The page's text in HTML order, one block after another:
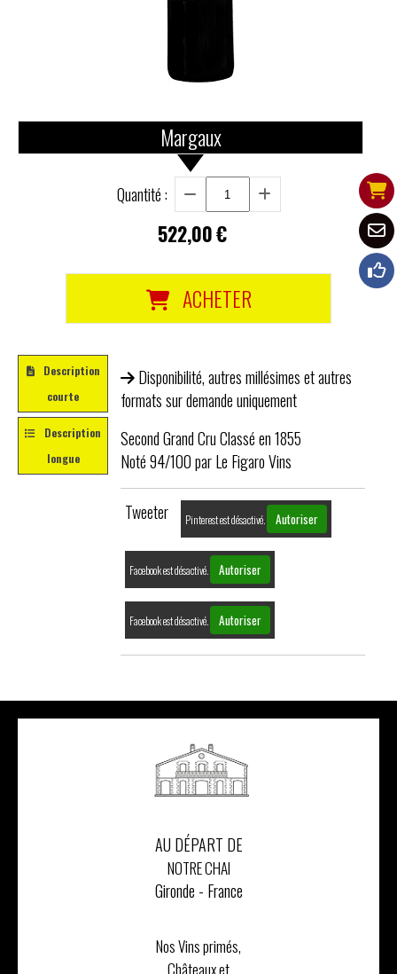
Margaux
Quantité :
522,00€
ACHETER
Description
courte
Description
longue
Disponibilité, autres millésimes et autres
formats sur demande uniquement
Second Grand Cru Classé en 1855
Noté 94/100 par Le Figaro Vins
Tweeter Pinterest est désactivé. Autoriser
Facebook est désactivé. Autoriser
Facebook est désactivé. Autoriser
AU DÉPART DE
NOTRE CHAI
Gironde - France
Nos Vins primés,
Châteaux et